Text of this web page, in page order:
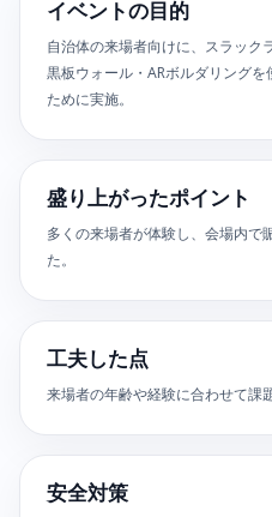
イベントの目的
自治体の来場者向けに、スラック
黒板ウォール・ARボルダリング
ために実施。
盛り上がったポイント
多くの来場者が体験し、会場内で
た。
工夫した点
来場者の年齢や経験に合わせて課
安全対策